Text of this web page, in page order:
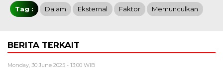
Tag : Dalam Eksternal Faktor Memunculkan
BERITA TERKAIT
Monday, 30 June 2025 - 13:00 WIB